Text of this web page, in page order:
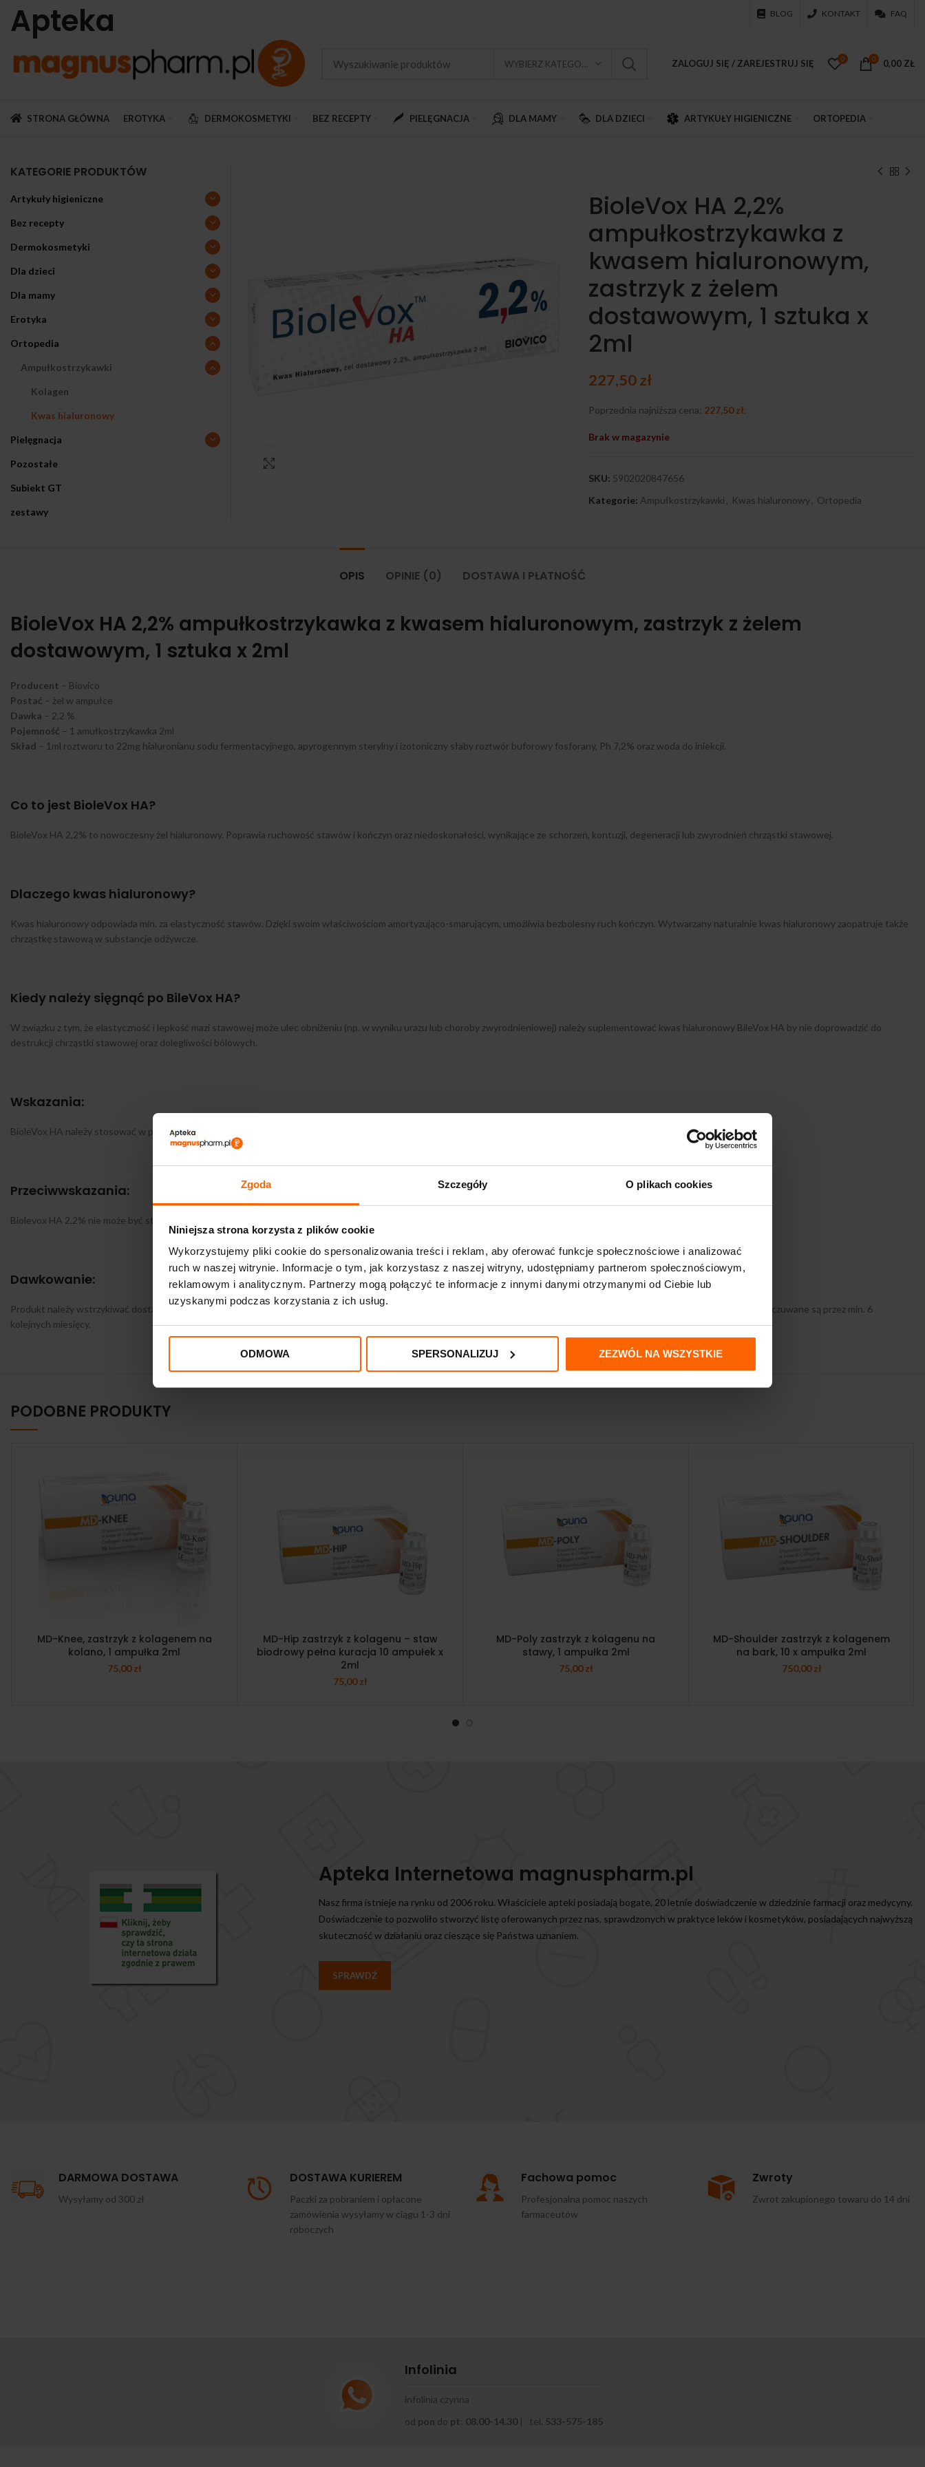
Zgoda Szczegóły O plikach cookies
Niniejsza strona korzysta z plików cookie
Wykorzystujemy pliki cookie do spersonalizowania treści i reklam, aby oferować funkcje społecznościowe i analizować
ruch w naszej witrynie. Informacje o tym, jak korzystasz z naszej witryny, udostępniamy partnerom społecznościowym,
reklamowym i analitycznym. Partnerzy mogą połączyć te informacje z innymi danymi otrzymanymi od Ciebie lub
uzyskanymi podczas korzystania z ich usług.
ODMOWA SPERSONALIZUJ ZEZWÓL NA WSZYSTKIE
Apteka BLOG KONTAKT FAQ
WYBIERZ KATEGORIĘ ZALOGUJ SIĘ / ZAREJESTRUJ SIĘ 0 0 0,00 ZŁ
STRONA GŁÓWNA EROTYKA DERMOKOSMETYKI BEZ RECEPTY PIELĘGNACJA DLA MAMY DLA DZIECI ARTYKUŁY HIGIENICZNE ORTOPEDIA
BioleVox HA 2,2%
ampułkostrzykawka z
kwasem hialuronowym,
zastrzyk z żelem
dostawowym, 1 sztuka x
2ml
227,50zł
Poprzednia najniższa cena: 227,50zł.
Brak w magazynie
SKU: 5902020847656
Kategorie: Ampułkostrzykawki Kwas hialuronowy Ortopedia
KATEGORIE PRODUKTÓW
Artykuły higieniczne
Bez recepty
Dermokosmetyki
Dla dzieci
Dla mamy
Erotyka
Ortopedia
Ampułkostrzykawki
Kolagen
Kwas hialuronowy
Pielęgnacja
Pozostałe
Subiekt GT
zestawy
OPIS OPINIE (0) DOSTAWA I PŁATNOŚĆ
BioleVox HA 2,2% ampułkostrzykawka z kwasem hialuronowym, zastrzyk z żelem
dostawowym, 1 sztuka x 2ml
Producent – Biovico
Postać – żel w ampułce
Dawka – 2,2 %
Pojemność – 1 amułkostrzykawka 2ml
Skład – 1ml roztworu to 22mg hialuronianu sodu fermentacyjnego, apyrogennym sterylny i izotoniczny słaby roztwór buforowy fosforany, Ph 7,2% oraz woda do iniekcji.
Co to jest BioleVox HA?
BioleVox HA 2,2% to nowoczesny żel hialuronowy. Poprawia ruchowość stawów i kończyn oraz niedoskonałości, wynikające ze schorzeń, kontuzji, degeneracji lub zwyrodnień chrząstki stawowej.
Dlaczego kwas hialuronowy?
Kwas hialuronowy odpowiada min. za elastyczność stawów. Dzięki swoim właściwościom amortyzująco-smarującym, umożliwia bezbolesny ruch kończyn. Wytwarzany naturalnie kwas hialuronowy zaopatruje także
chrząstkę stawową w substancje odżywcze.
Kiedy należy sięgnąć po BileVox HA?
W związku z tym, że elastyczność i lepkość mazi stawowej może ulec obniżeniu (np. w wyniku urazu lub choroby zwyrodnieniowej) należy suplementować kwas hialuronowy BileVox HA by nie doprowadzić do
destrukcji chrząstki stawowej oraz dolegliwości bólowych.
Wskazania:
BioleVox HA należy stosować w przypadku bólu i ograniczenia ruchomości stawów i kończyn, wynikających ze zmian zwyrodnieniowych lub pourazowych.
Przeciwwskazania:
Biolevox HA 2,2% nie może być stosowany w przypadku nadwrażliwości na jakikolwiek składnik preparatu. Nie należy stosować go bez konsultacji z lekarzem.
Dawkowanie:
Produkt należy wstrzykiwać dostawowo raz w tygodniu, przez 3-5 kolejnych tygodni (w zależności od zapotrzebowania i decyzji lekarza). Efekty leczenia preparatem Biolevox HA odczuwane są przez min. 6
kolejnych miesięcy.
PODOBNE PRODUKTY
MD-Knee, zastrzyk z kolagenem na
kolano, 1 ampułka 2ml
75,00zł
MD-Hip zastrzyk z kolagenu – staw
biodrowy pełna kuracja 10 ampułek x
2ml
75,00zł
MD-Poly zastrzyk z kolagenu na
stawy, 1 ampułka 2ml
75,00zł
MD-Shoulder zastrzyk z kolagenem
na bark, 10 x ampułka 2ml
750,00zł
Apteka Internetowa magnuspharm.pl
Nasz firma istnieje na rynku od 2006 roku. Właściciele apteki posiadają bogate, 20 letnie doświadczenie w dziedzinie farmacji oraz medycyny.
Doświadczenie to pozwoliło stworzyć listę oferowanych przez nas, sprawdzonych w praktyce leków i kosmetyków, posiadających najwyższą
skuteczność w działaniu oraz cieszące się Państwa uznaniem.
SPRAWDŹ
DARMOWA DOSTAWA
Wysyłamy od 300 zł
DOSTAWA KURIEREM
Paczki za pobraniem i opłacone
zamówienia wysyłamy w ciągu 1-3 dni
roboczych
Fachowa pomoc
Profesjonalna pomoc naszych
farmaceutów
Zwroty
Zwrot zakupionego towaru do 14 dni
Infolinia
infolinia czynna
od pon do pt: 08.00-14.30 | tel. 533-575-185